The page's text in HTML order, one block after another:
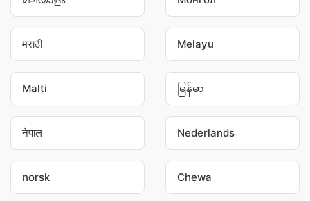
मराठी Melayu
Malti မြန်မာ
नेपाल Nederlands
norsk Chewa